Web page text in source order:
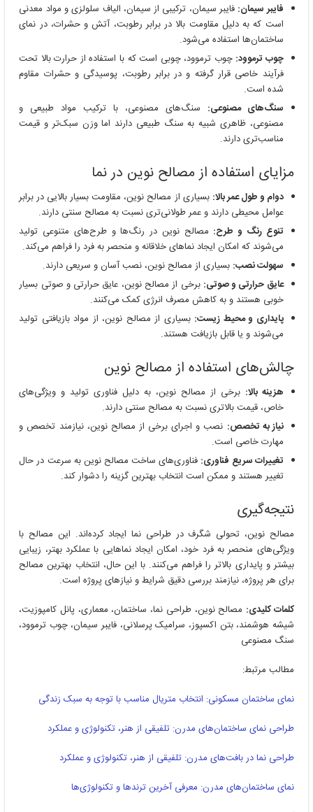
فایبر سیمان: فایبر سیمان، ترکیبی از سیمان، الیاف سلولزی و مواد معدنی
است که به دلیل مقاومت بالا در برابر رطوبت، آتش و حشرات، در نمای
ساختمان‌ها استفاده می‌شود.
چوب ترموود: چوب ترموود، چوبی است که با استفاده از حرارت بالا تحت
فرآیند خاصی قرار گرفته و در برابر رطوبت، پوسیدگی و حشرات مقاوم
شده است.
سنگ‌های مصنوعی: سنگ‌های مصنوعی، با ترکیب مواد طبیعی و
مصنوعی، ظاهری شبیه به سنگ طبیعی دارند اما وزن سبک‌تر و قیمت
مناسب‌تری دارند.
مزایای استفاده از مصالح نوین در نما
دوام و طول عمر بالا: بسیاری از مصالح نوین، مقاومت بسیار بالایی در برابر
عوامل محیطی دارند و عمر طولانی‌تری نسبت به مصالح سنتی دارند.
تنوع رنگ و طرح: مصالح نوین در رنگ‌ها و طرح‌های متنوعی تولید
می‌شوند که امکان ایجاد نماهای خلاقانه و منحصر به فرد را فراهم می‌کند.
سهولت نصب: بسیاری از مصالح نوین، نصب آسان و سریعی دارند.
عایق حرارتی و صوتی: برخی از مصالح نوین، عایق حرارتی و صوتی بسیار
خوبی هستند و به کاهش مصرف انرژی کمک می‌کنند.
پایداری و محیط زیست: بسیاری از مصالح نوین، از مواد بازیافتی تولید
می‌شوند و یا قابل بازیافت هستند.
چالش‌های استفاده از مصالح نوین
هزینه بالا: برخی از مصالح نوین، به دلیل فناوری تولید و ویژگی‌های
خاص، قیمت بالاتری نسبت به مصالح سنتی دارند.
نیاز به تخصص: نصب و اجرای برخی از مصالح نوین، نیازمند تخصص و
مهارت خاصی است.
تغییرات سریع فناوری: فناوری‌های ساخت مصالح نوین به سرعت در حال
تغییر هستند و ممکن است انتخاب بهترین گزینه را دشوار کند.
نتیجه‌گیری
مصالح نوین، تحولی شگرف در طراحی نما ایجاد کرده‌اند. این مصالح با
ویژگی‌های منحصر به فرد خود، امکان ایجاد نماهایی با عملکرد بهتر، زیبایی
بیشتر و پایداری بالاتر را فراهم می‌کنند. با این حال، انتخاب بهترین مصالح
برای هر پروژه، نیازمند بررسی دقیق شرایط و نیازهای پروژه است.
کلمات کلیدی: مصالح نوین، طراحی نما، ساختمان، معماری، پانل کامپوزیت،
شیشه هوشمند، بتن اکسپوز، سرامیک پرسلانی، فایبر سیمان، چوب ترموود،
سنگ مصنوعی
مطالب مرتبط:
نمای ساختمان مسکونی: انتخاب متریال مناسب با توجه به سبک زندگی
طراحی نمای ساختمان‌های مدرن: تلفیقی از هنر، تکنولوژی و عملکرد
طراحی نما در بافت‌های مدرن: تلفیقی از هنر، تکنولوژی و عملکرد
نمای ساختمان‌های مدرن: معرفی آخرین ترندها و تکنولوژی‌ها